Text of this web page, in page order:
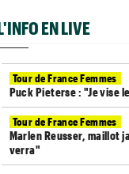
EN LIVE
Tour de France Femmes
Puck Pieterse : "Je vise
Tour de France Femmes
Marlen Reusser, maillot
verra"